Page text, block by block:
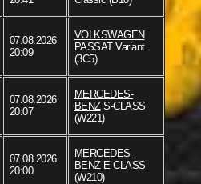
07.08.2026
20:09
VOLKSWAGEN
PASSAT Variant
(3C5)
07.08.2026
20:07
MERCEDES-
BENZS-CLASS
(W221)
07.08.2026
20:00
MERCEDES-
BENZE-CLASS
(W210)